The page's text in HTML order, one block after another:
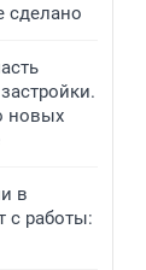
сделано
новых
в
с работы: